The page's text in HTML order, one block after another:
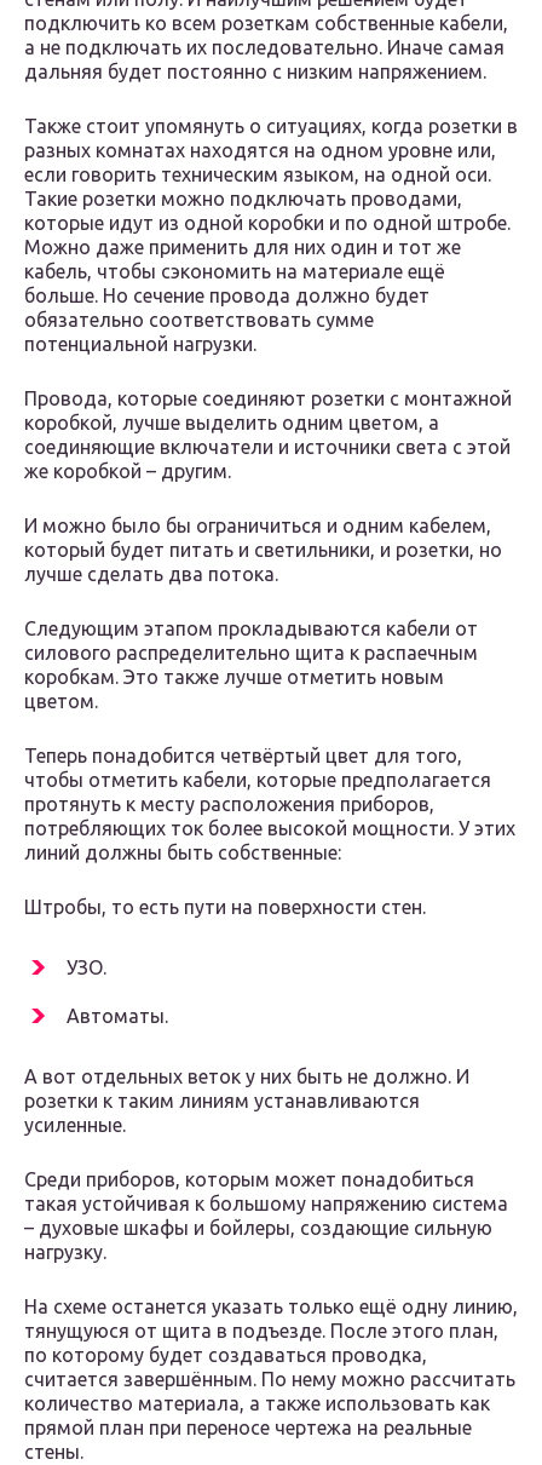
подключить ко всем розеткам собственные кабели,
а не подключать их последовательно. Иначе самая
дальняя будет постоянно с низким напряжением.
Также стоит упомянуть о ситуациях, когда розетки в
разных комнатах находятся на одном уровне или,
если говорить техническим языком, на одной оси.
Такие розетки можно подключать проводами,
которые идут из одной коробки и по одной штробе.
Можно даже применить для них один и тот же
кабель, чтобы сэкономить на материале ещё
больше. Но сечение провода должно будет
обязательно соответствовать сумме
потенциальной нагрузки.
Провода, которые соединяют розетки с монтажной
коробкой, лучше выделить одним цветом, а
соединяющие включатели и источники света с этой
же коробкой – другим.
И можно было бы ограничиться и одним кабелем,
который будет питать и светильники, и розетки, но
лучше сделать два потока.
Следующим этапом прокладываются кабели от
силового распределительно щита к распаечным
коробкам. Это также лучше отметить новым
цветом.
Теперь понадобится четвёртый цвет для того,
чтобы отметить кабели, которые предполагается
протянуть к месту расположения приборов,
потребляющих ток более высокой мощности. У этих
линий должны быть собственные:
Штробы, то есть пути на поверхности стен.
УЗО.
Автоматы.
А вот отдельных веток у них быть не должно. И
розетки к таким линиям устанавливаются
усиленные.
Среди приборов, которым может понадобиться
такая устойчивая к большому напряжению система
– духовые шкафы и бойлеры, создающие сильную
нагрузку.
На схеме останется указать только ещё одну линию,
тянущуюся от щита в подъезде. После этого план,
по которому будет создаваться проводка,
считается завершённым. По нему можно рассчитать
количество материала, а также использовать как
прямой план при переносе чертежа на реальные
стены.